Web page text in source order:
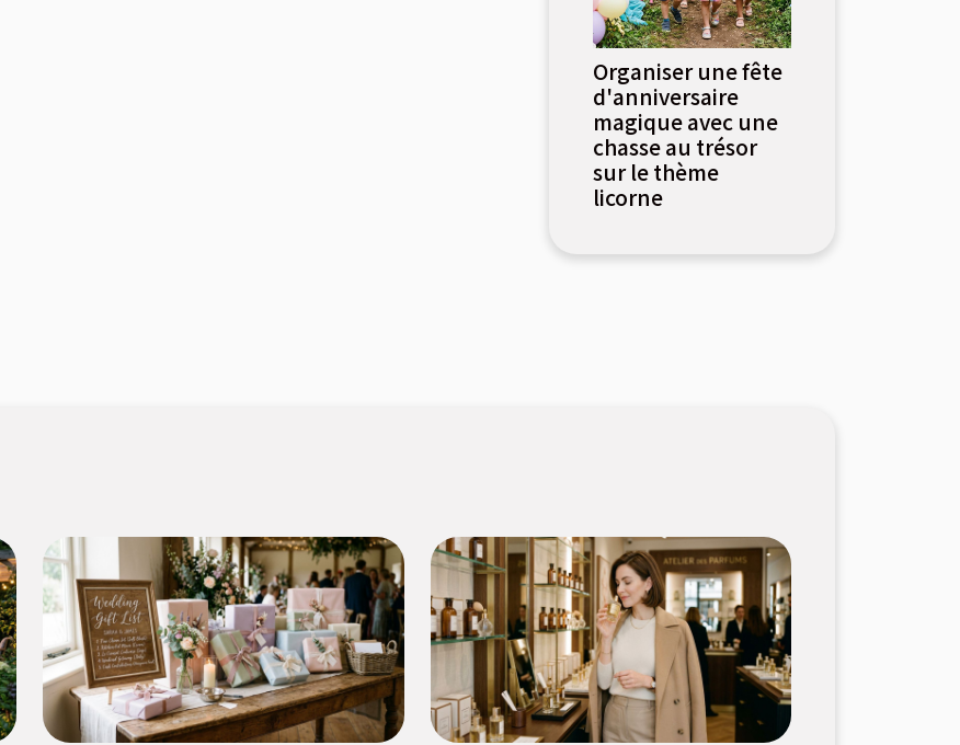
Organiser une fête
d'anniversaire
magique avec une
chasse au trésor
sur le thème
licorne